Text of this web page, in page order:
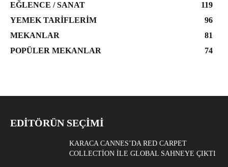
EĞLENCE / SANAT
119
YEMEK TARIFLERIM
96
MEKANLAR
81
POPÜLER MEKANLAR
74
EDITÖRÜN SEÇIMI
KARACA CANNES’DA RED CARPET
COLLECTION ILE GLOBAL SAHNEYE ÇIKTI